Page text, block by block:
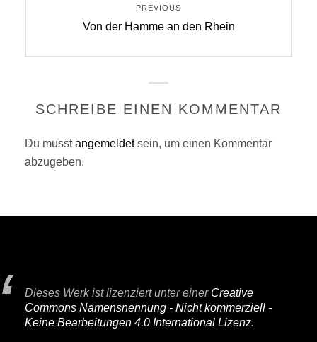
PREVIOUS
Previous
Von der Hamme an den Rhein
SCHREIBE EINEN KOMMENTAR
Du musstangemeldetsein, um einen Kommentar
abzugeben.
Dieses Werk ist lizenziert unter einer Creative
Commons Namensnennung - Nicht kommerziell -
Keine Bearbeitungen 4.0 International Lizenz.